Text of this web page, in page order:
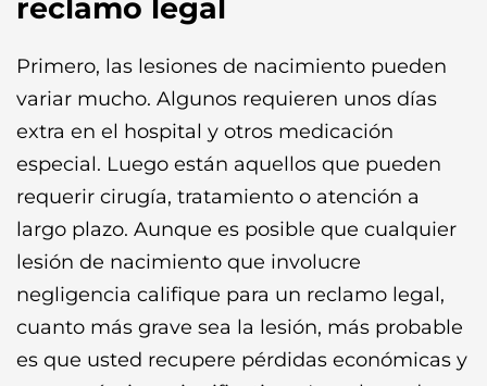
reclamo legal
Primero, las lesiones de nacimiento pueden
variar mucho. Algunos requieren unos días
extra en el hospital y otros medicación
especial. Luego están aquellos que pueden
requerir cirugía, tratamiento o atención a
largo plazo. Aunque es posible que cualquier
lesión de nacimiento que involucre
negligencia califique para un reclamo legal,
cuanto más grave sea la lesión, más probable
es que usted recupere pérdidas económicas y